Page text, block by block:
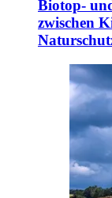
Biotop-
zwischen